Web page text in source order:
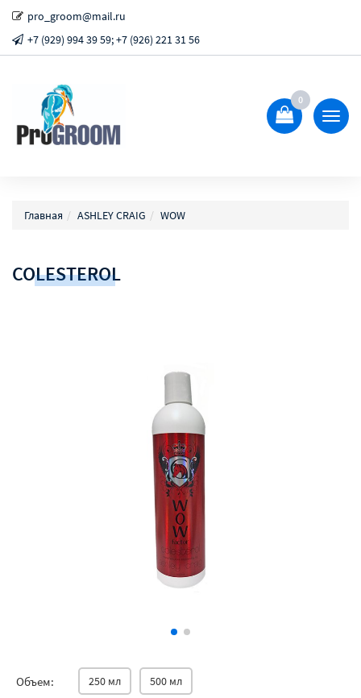
pro_groom@mail.ru
+7 (929) 994 39 59; +7 (926) 221 31 56
0
Главная ASHLEY CRAIG WOW
COLESTEROL
Объем: 250 мл 500 мл